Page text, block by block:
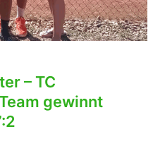
– TC
gewinnt